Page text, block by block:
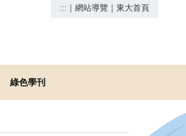
::: ｜ 網站導覽 ｜ 東大首頁
綠色學刊